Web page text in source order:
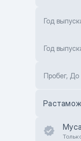
Год
Год
Пробег, До